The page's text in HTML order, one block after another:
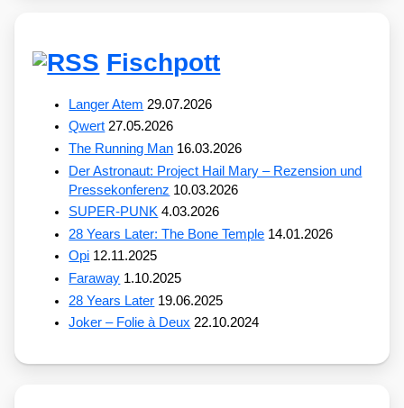
Fischpott
Langer Atem 29.07.2026
Qwert 27.05.2026
The Running Man 16.03.2026
Der Astronaut: Project Hail Mary – Rezension und
Pressekonferenz 10.03.2026
SUPER-PUNK 4.03.2026
28 Years Later: The Bone Temple 14.01.2026
Opi 12.11.2025
Faraway 1.10.2025
28 Years Later 19.06.2025
Joker – Folie à Deux 22.10.2024